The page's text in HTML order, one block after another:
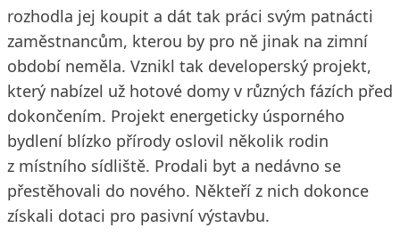
rozhodla jej koupit a dát tak práci svým patnácti
zaměstnancům, kterou by pro ně jinak na zimní
období neměla. Vznikl tak developerský projekt,
který nabízel už hotové domy v různých fázích před
dokončením. Projekt energeticky úsporného
bydlení blízko přírody oslovil několik rodin
z místního sídliště. Prodali byt a nedávno se
přestěhovali do nového. Někteří z nich dokonce
získali dotaci pro pasivní výstavbu.